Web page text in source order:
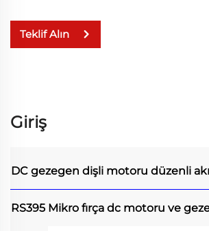
Teklif Alın
Giriş
DC gezegen dişli motoru düzenli
RS395 Mikro fırça dc motoru ve